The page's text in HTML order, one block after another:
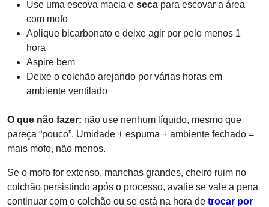
Use uma escova macia e seca para escovar a área
com mofo
Aplique bicarbonato e deixe agir por pelo menos 1
hora
Aspire bem
Deixe o colchão arejando por várias horas em
ambiente ventilado
O que não fazer: não use nenhum líquido, mesmo que
pareça “pouco”. Umidade + espuma + ambiente fechado =
mais mofo, não menos.
Se o mofo for extenso, manchas grandes, cheiro ruim no
colchão persistindo após o processo, avalie se vale a pena
continuar com o colchão ou se está na hora de trocar por